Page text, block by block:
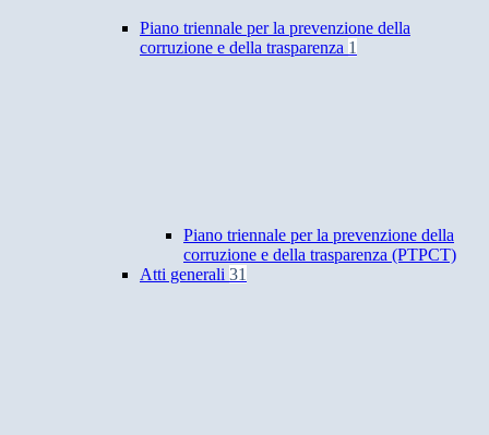
Piano triennale per la prevenzione della
corruzione e della trasparenza 1
Piano triennale per la prevenzione della
corruzione e della trasparenza (PTPCT)
Atti generali 31